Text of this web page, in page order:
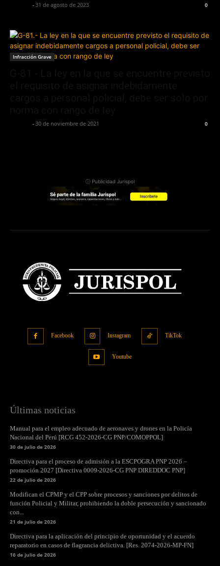
- 31 de agosto de 2023 0
Infracción Grave
- 30 de noviembre de 2021 0
ⓘ Publicidad Jurispol
Facebook Instagram TikTok
Youtube
Últimas noticias
Manual para el empleo adecuado de aeronaves y drones en la Policía
Nacional del Perú [RCG 452-2026-CG PNP/COMOPPOL]
30 de julio de 2026
Directiva para el proceso de admisión a la ESCPOGRA PNP 2026 –
promoción 2027 [Directiva 0009-2026-CG PNP DIREDDOC PNP]
22 de julio de 2026
Modifican el CPMP y el CPP sobre procesos y sanciones por delitos de
función Policial y Militar, prohibiendo la doble persecución y sancionado
con...
21 de julio de 2026
Directiva para la aplicación del principio de oportunidad y el acuerdo
reparatorio en casos de flagrancia delictiva. [Res. 2074-2026-MP-FN]
16 de julio de 2026